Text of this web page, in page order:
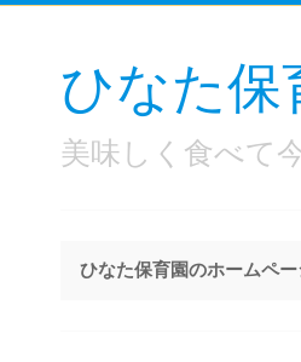
ひなた
美味しく食べて
ひなた保育園のホームペ